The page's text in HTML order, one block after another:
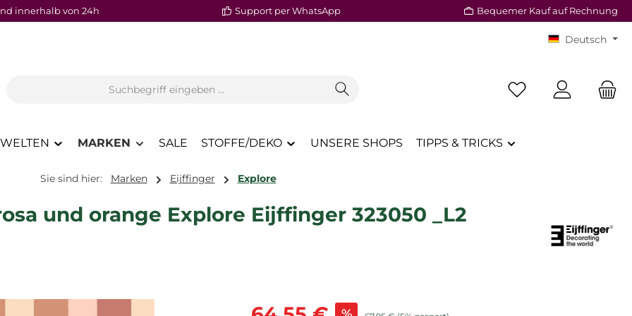
innerhalb von 24h Support per WhatsApp Bequemer Kauf auf Rechnung
Deutsch
Du hast 0 Produkte
MARKEN SALE STOFFE/DEKO UNSERE SHOPS TIPPS & TRICKS
Sie sind hier: Marken Eijffinger Explore
und orange Explore Eijffinger 323050 _L2
Verkaufspreis: